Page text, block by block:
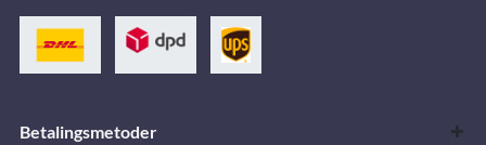
Betalingsmetoder